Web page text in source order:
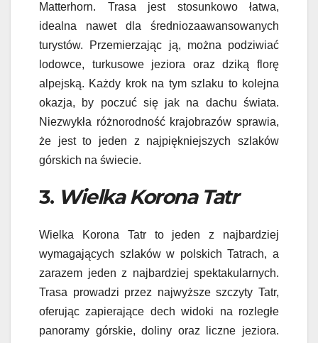
Matterhorn. Trasa jest stosunkowo łatwa,
idealna nawet dla średniozaawansowanych
turystów. Przemierzając ją, można podziwiać
lodowce, turkusowe jeziora oraz dziką florę
alpejską. Każdy krok na tym szlaku to kolejna
okazja, by poczuć się jak na dachu świata.
Niezwykła różnorodność krajobrazów sprawia,
że jest to jeden z najpiękniejszych szlaków
górskich na świecie.
3. Wielka Korona Tatr
Wielka Korona Tatr to jeden z najbardziej
wymagających szlaków w polskich Tatrach, a
zarazem jeden z najbardziej spektakularnych.
Trasa prowadzi przez najwyższe szczyty Tatr,
oferując zapierające dech widoki na rozległe
panoramy górskie, doliny oraz liczne jeziora.